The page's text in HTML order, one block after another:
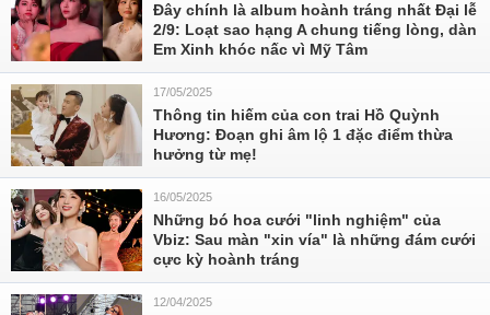
Đây chính là album hoành tráng nhất Đại lễ
2/9: Loạt sao hạng A chung tiếng lòng, dàn
Em Xinh khóc nấc vì Mỹ Tâm
17/05/2025
Thông tin hiếm của con trai Hồ Quỳnh
Hương: Đoạn ghi âm lộ 1 đặc điểm thừa
hưởng từ mẹ!
16/05/2025
Những bó hoa cưới "linh nghiệm" của
Vbiz: Sau màn "xin vía" là những đám cưới
cực kỳ hoành tráng
12/04/2025